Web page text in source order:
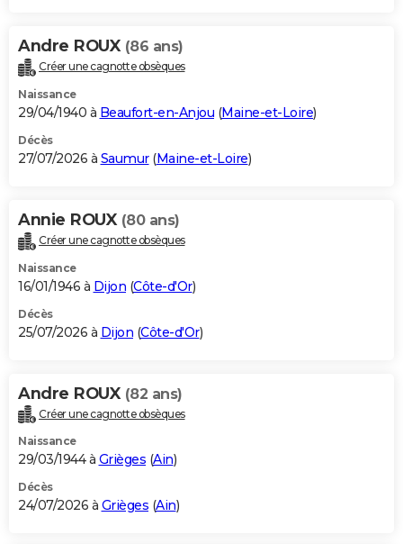
Bricolage
Lifestyle
Culture
Sport
Auto
Television
Voyage
Cinema
Andre ROUX (86 ans)
Créer une cagnotte obsèques
Naissance
29/04/1940 à Beaufort-en-Anjou (Maine-et-Loire)
Décès
27/07/2026 à Saumur(Maine-et-Loire)
Annie ROUX (80 ans)
Créer une cagnotte obsèques
Naissance
16/01/1946 à Dijon (Côte-d'Or)
Décès
25/07/2026 à Dijon (Côte-d'Or)
Andre ROUX (82 ans)
Créer une cagnotte obsèques
Naissance
29/03/1944 à Grièges (Ain)
Décès
24/07/2026 à Grièges (Ain)